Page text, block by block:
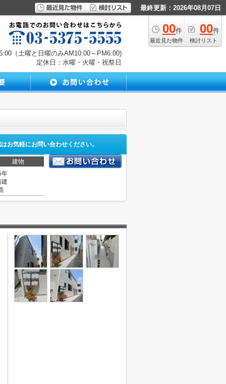
最終更新：2026年08月07日
00件
最近見た物件
00件
検討リスト
（土曜と日曜のみAM10:00～PM6:00)
定休日：水曜・火曜・祝祭日
お気軽にお問い合わせください。
建物
年
建